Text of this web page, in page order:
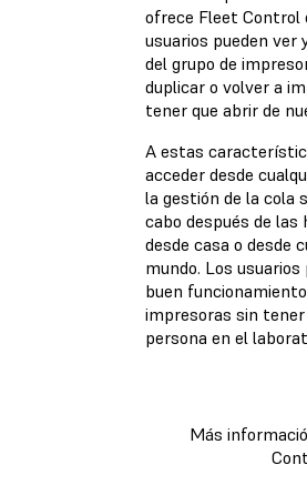
ofrece Fleet Control
usuarios pueden ver
del grupo de
duplicar o volver a
tener que abrir de
A estas
acceder desde
la gestión de la cola
cabo después de las
desde casa o desde
mundo. Los
buen
impresoras sin
persona en el
Más